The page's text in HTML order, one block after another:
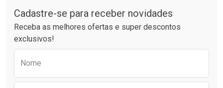
Laboratório
Por Menos Laboratório
Por Menos
Cadastre-se para receber novidades
Receba as melhores ofertas e super descontos
exclusivos!
Nome